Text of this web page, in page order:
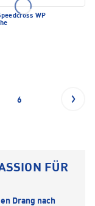
WP
6
FÜR
Drang nach